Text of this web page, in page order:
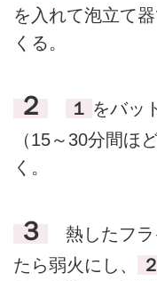
を入れて泡立て
くる。
２ １ をバッ
（15～30分間ほ
く。
３
熱したフラ
たら弱火にし、
２